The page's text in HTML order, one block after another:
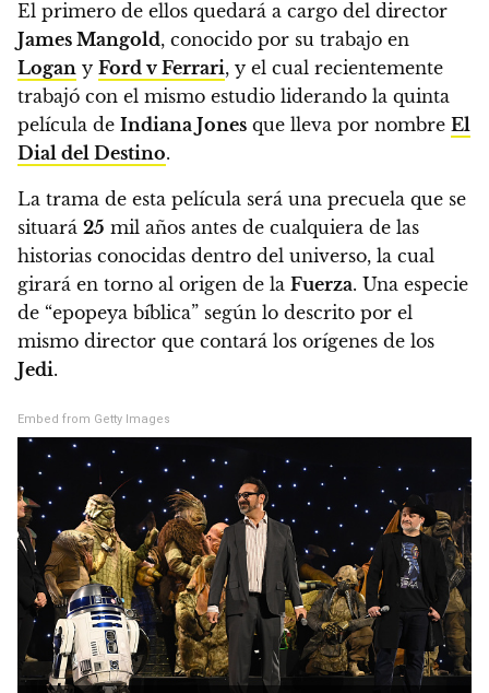
El primero de ellos quedará a cargo del director
James Mangold, conocido por su trabajo en
Logan y Ford v Ferrari, y el cual recientemente
trabajó con el mismo estudio liderando la quinta
película de Indiana Jones que lleva por nombre El
Dial del Destino.
La trama de esta película será una precuela que se
situará 25 mil años antes de cualquiera de las
historias conocidas dentro del universo, la cual
girará en torno al origen de la Fuerza. Una especie
de “epopeya bíblica” según lo descrito por el
mismo director que contará los orígenes de los
Jedi.
Embed from Getty Images